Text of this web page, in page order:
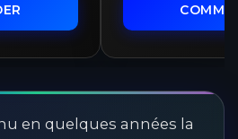
en quelques années la